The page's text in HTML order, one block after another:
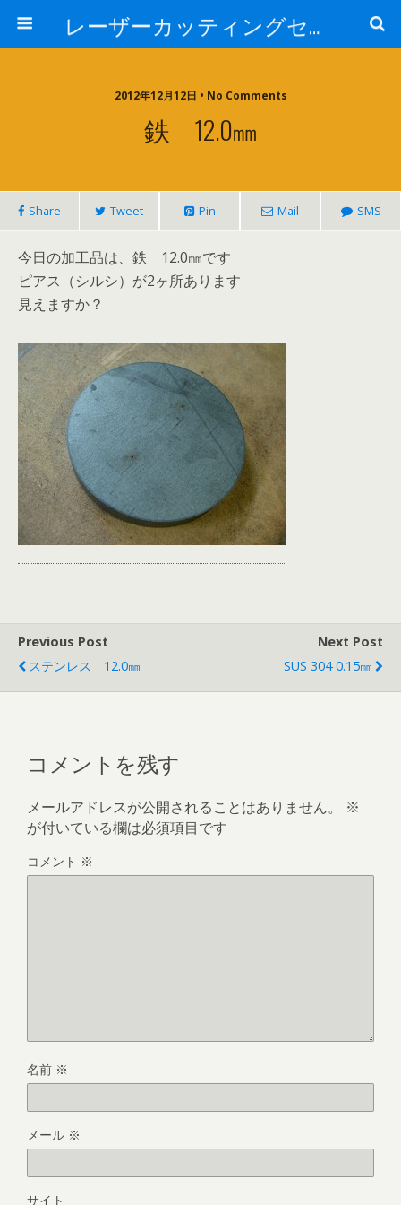
レーザーカッティングセンター 株式会社 中本鉄工所
2012年12月12日 • No Comments
鉄 12.0㎜
Share Tweet Pin Mail SMS
今日の加工品は、鉄 12.0㎜です
ピアス（シルシ）が2ヶ所あります
見えますか？
Previous Post
ステンレス 12.0㎜
Next Post
SUS 304 0.15㎜
コメントを残す
メールアドレスが公開されることはありません。
※
が付いている欄は必須項目です
コメント ※
名前 ※
メール ※
サイト